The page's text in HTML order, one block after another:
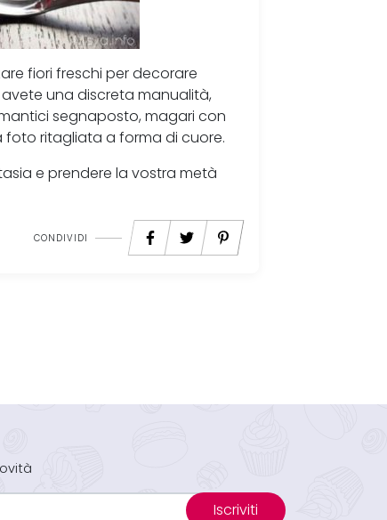
fiori freschi per decorare
una discreta manualità,
segnaposto, magari con
foto ritagliata a forma di cuore.
e prendere la vostra metà
CONDIVIDI
Iscriviti